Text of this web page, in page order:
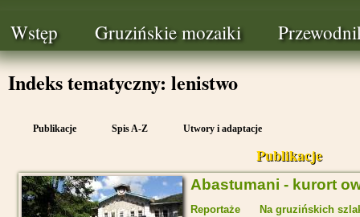
Wstęp Gruzińskie mozaiki
Indeks tematyczny: lenistwo
Publikacje Spis A-Z Utwory i adaptacje
Publikacje
Abastumani - kurort
Reportaże Na gruzińskich